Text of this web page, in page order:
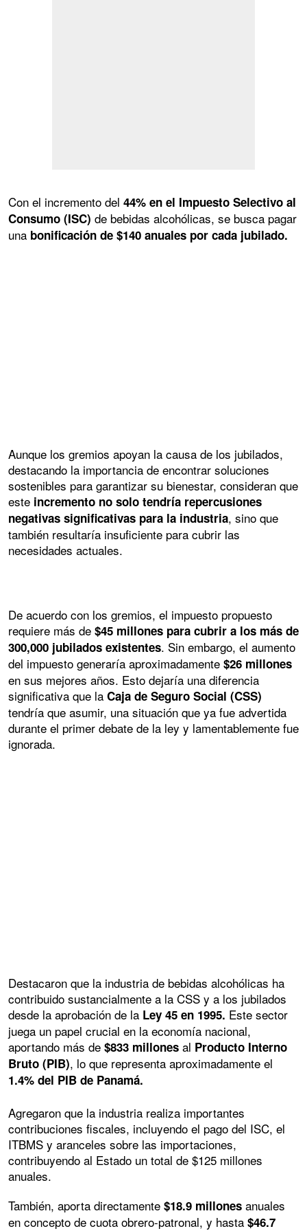
Con el incremento del 44% en el Impuesto Selectivo al
Consumo (ISC) de bebidas alcohólicas, se busca pagar
una bonificación de $140 anuales por cada jubilado.
Aunque los gremios apoyan la causa de los jubilados,
destacando la importancia de encontrar soluciones
sostenibles para garantizar su bienestar, consideran que
este incremento no solo tendría repercusiones
negativas significativas para la industria, sino que
también resultaría insuficiente para cubrir las
necesidades actuales.
De acuerdo con los gremios, el impuesto propuesto
requiere más de $45 millones para cubrir a los más de
300,000 jubilados existentes. Sin embargo, el aumento
del impuesto generaría aproximadamente $26 millones
en sus mejores años. Esto dejaría una diferencia
significativa que la Caja de Seguro Social (CSS)
tendría que asumir, una situación que ya fue advertida
durante el primer debate de la ley y lamentablemente fue
ignorada.
Destacaron que la industria de bebidas alcohólicas ha
contribuido sustancialmente a la CSS y a los jubilados
desde la aprobación de la Ley 45 en 1995. Este sector
juega un papel crucial en la economía nacional,
aportando más de $833 millones al Producto Interno
Bruto (PIB), lo que representa aproximadamente el
1.4% del PIB de Panamá.
Agregaron que la industria realiza importantes
contribuciones fiscales, incluyendo el pago del ISC, el
ITBMS y aranceles sobre las importaciones,
contribuyendo al Estado un total de $125 millones
anuales.
También, aporta directamente $18.9 millones anuales
en concepto de cuota obrero-patronal, y hasta $46.7